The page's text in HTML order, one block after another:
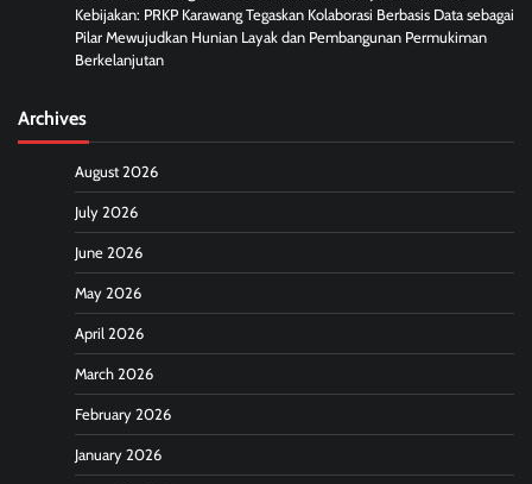
Kebijakan: PRKP Karawang Tegaskan Kolaborasi Berbasis Data sebagai
Pilar Mewujudkan Hunian Layak dan Pembangunan Permukiman
Berkelanjutan
Archives
August 2026
July 2026
June 2026
May 2026
April 2026
March 2026
February 2026
January 2026